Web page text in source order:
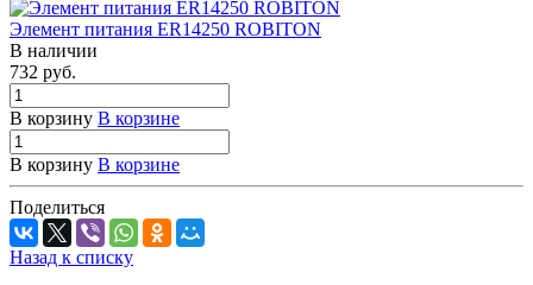
Элемент питания ER14250 ROBITON
В наличии
732 руб.
В корзину В корзине
В корзину В корзине
Поделиться
Назад к списку